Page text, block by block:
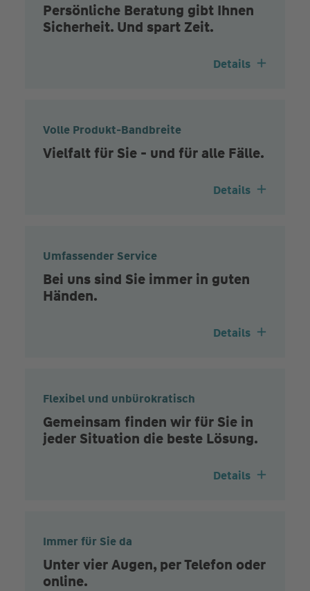
Persönliche Beratung gibt Ihnen
Sicherheit. Und spart Zeit.
Details
Volle Produkt-Bandbreite
Vielfalt für Sie - und für alle Fälle.
Details
Umfassender Service
Bei uns sind Sie immer in guten
Händen.
Details
Flexibel und unbürokratisch
Gemeinsam finden wir für Sie in
jeder Situation die beste Lösung.
Details
Immer für Sie da
Unter vier Augen, per Telefon oder
online.